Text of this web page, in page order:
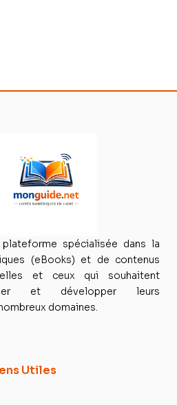
spécialisée dans la
(eBooks) et de contenus
et ceux qui souhaitent
et développer leurs
domaines.
Utiles